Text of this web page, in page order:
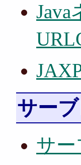
サー
サー